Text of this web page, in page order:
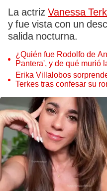
La actriz Vanessa
y fue vista con un
salida nocturna.
¿Quién fue Rodolfo de
Pantera', y de qué murió
Terkes?
Érika Villalobos
Terkes tras confesar su